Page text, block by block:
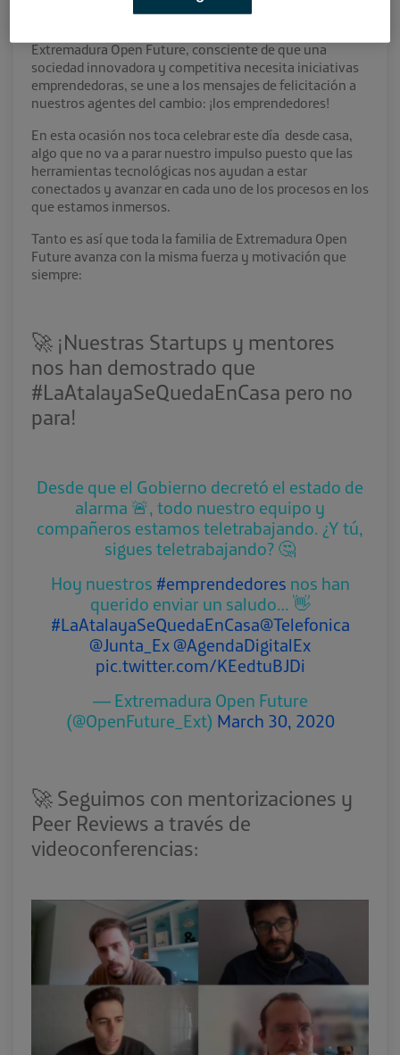
tejido empresarial con vuestro esfuerzo a diario.
Extremadura Open Future, consciente de que una
sociedad innovadora y competitiva necesita iniciativas
emprendedoras, se une a los mensajes de felicitación a
nuestros agentes del cambio: ¡los emprendedores!
En esta ocasión nos toca celebrar este día desde casa,
algo que no va a parar nuestro impulso puesto que las
herramientas tecnológicas nos ayudan a estar
conectados y avanzar en cada uno de los procesos en los
que estamos inmersos.
Tanto es así que toda la familia de Extremadura Open
Future avanza con la misma fuerza y motivación que
siempre:
🚀 ¡Nuestras Startups y mentores
nos han demostrado que
#LaAtalayaSeQuedaEnCasa pero no
para!
Desde que el Gobierno decretó el estado de
alarma 🚨, todo nuestro equipo y
compañeros estamos teletrabajando. ¿Y tú,
sigues teletrabajando? 🤔
Hoy nuestros #emprendedores nos han
querido enviar un saludo… 👋
#LaAtalayaSeQuedaEnCasa@Telefonica
@Junta_Ex @AgendaDigitalEx
pic.twitter.com/KEedtuBJDi
— Extremadura Open Future
(@OpenFuture_Ext) March 30, 2020
🚀 Seguimos con mentorizaciones y
Peer Reviews a través de
videoconferencias: